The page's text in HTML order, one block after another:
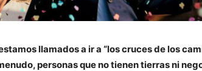
llamados a ir a “los cruces de los
personas que no tienen tierras ni